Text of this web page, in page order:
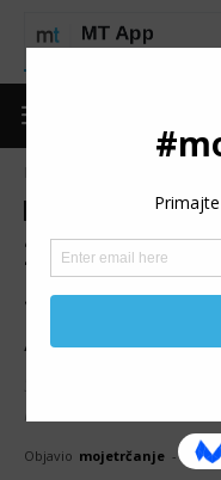
Izdvojeno Trke
2. OLOVO
sa 135
Alagić
Sa startom u 19:30 sati
Povratak Olovo
Objavio mojetrčanje - 03/